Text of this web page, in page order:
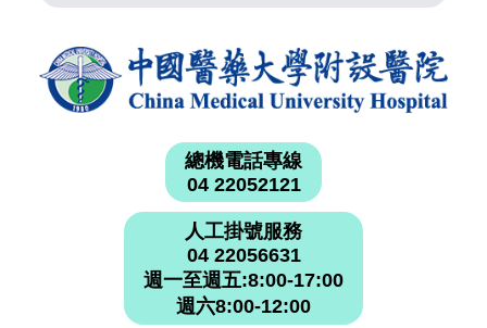
總機電話專線
04 22052121
人工掛號服務
04 22056631
週一至週五:8:00-17:00
週六8:00-12:00